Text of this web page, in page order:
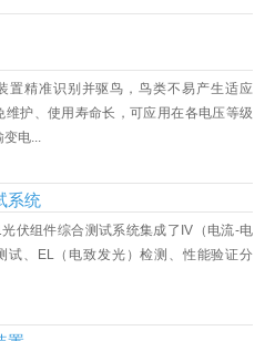
置精准识别并驱鸟，鸟类不易产生适应
维护、使用寿命长，可应用在各电压等级
变电...
系统
伏组件综合测试系统集成了IV（电流-电
试、EL（电致发光）检测、性能验证分